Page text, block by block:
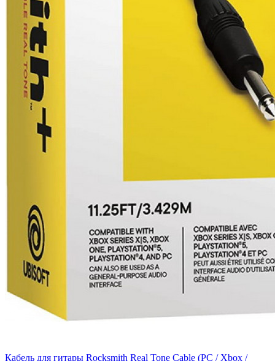
Кабель для гитары Rocksmith Real Tone Cable (PC / Xbox /